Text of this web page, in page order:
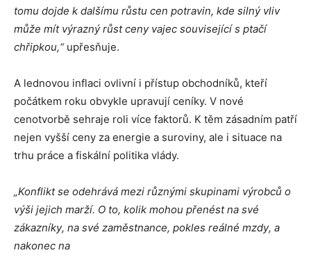
tomu dojde k dalšímu růstu cen potravin, kde silný vliv
může mít výrazný růst ceny vajec související s ptačí
chřipkou,“upřesňuje.
A lednovou inflaci ovlivní i přístup obchodníků, kteří
počátkem roku obvykle upravují ceníky. V nové
cenotvorbě sehraje roli více faktorů. K těm zásadním patří
nejen vyšší ceny za energie a suroviny, ale i situace na
trhu práce a fiskální politika vlády.
„Konflikt se odehrává mezi různými skupinami výrobců o
výši jejich marží. O to, kolik mohou přenést na své
zákazníky, na své zaměstnance, pokles reálné mzdy, a
nakonec na